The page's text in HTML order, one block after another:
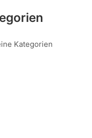
Kategorien